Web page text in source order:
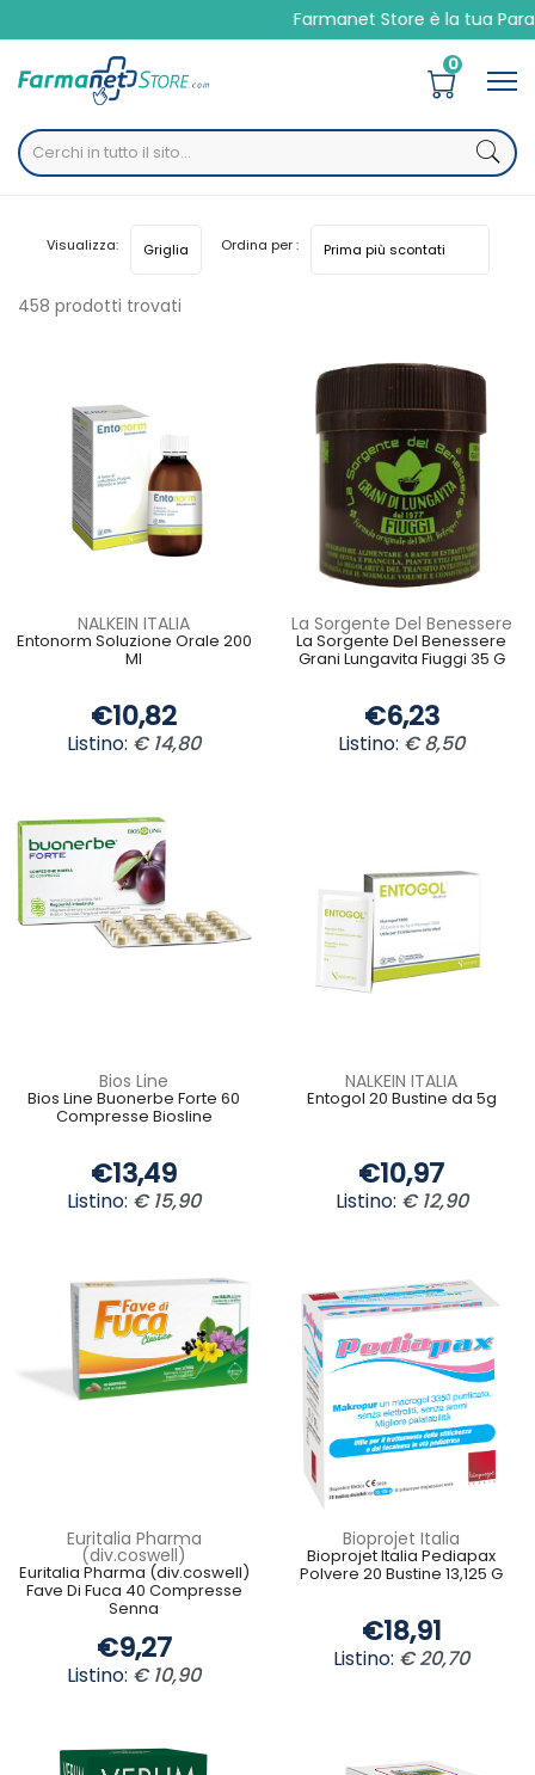
Farmanet Store è la tua Para
0
Stipsi e transito intestinale
458 prodotti trovati
Visualizza: Ordina per :
NALKEIN ITALIA
Entonorm Soluzione Orale 200
Ml
€10,82
Listino: € 14,80
La Sorgente Del Benessere
La Sorgente Del Benessere
Grani Lungavita Fiuggi 35 G
€6,23
Listino: € 8,50
Bios Line
Bios Line Buonerbe Forte 60
Compresse Biosline
€13,49
Listino: € 15,90
NALKEIN ITALIA
Entogol 20 Bustine da 5g
€10,97
Listino: € 12,90
Euritalia Pharma
(div.coswell)
Euritalia Pharma (div.coswell)
Fave Di Fuca 40 Compresse
Senna
€9,27
Listino: € 10,90
Bioprojet Italia
Bioprojet Italia Pediapax
Polvere 20 Bustine 13,125 G
€18,91
Listino: € 20,70